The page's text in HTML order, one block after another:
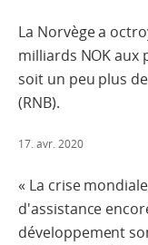
La Norvège a
milliards NOK aux
soit un peu plus
(RNB).
17. avr. 2020
« La crise
d'assistance
développement